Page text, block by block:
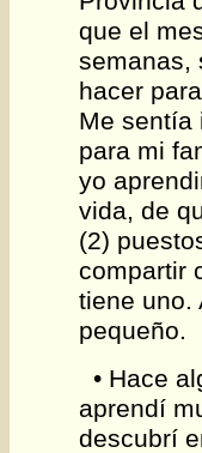
que el
semanas,
hacer
Me sentía
para mi
yo
vida, de
(2)
compartir
tiene uno.
pequeño.
• Hace
aprendí
descubrí